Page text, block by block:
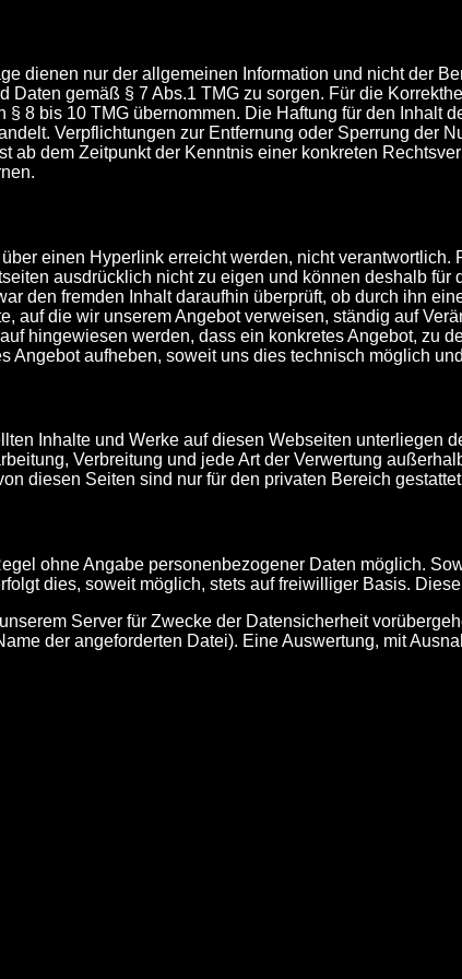
dienen nur der allgemeinen Information und nicht der
Daten gemäß § 7 Abs.1 TMG zu sorgen. Für die
8 bis 10 TMG übernommen. Die Haftung für den
Verpflichtungen zur Entfernung oder Sperrung der
ab dem Zeitpunkt der Kenntnis einer konkreten
einen Hyperlink erreicht werden, nicht
ausdrücklich nicht zu eigen und können deshalb
den fremden Inhalt daraufhin überprüft, ob durch ihn
auf die wir unserem Angebot verweisen, ständig auf
hingewiesen werden, dass ein konkretes Angebot, zu
Angebot aufheben, soweit uns dies technisch möglich
Inhalte und Werke auf diesen Webseiten unterliegen
Verbreitung und jede Art der Verwertung
diesen Seiten sind nur für den privaten Bereich
ohne Angabe personenbezogener Daten möglich.
dies, soweit möglich, stets auf freiwilliger Basis.
Server für Zwecke der Datensicherheit
der angeforderten Datei). Eine Auswertung, mit